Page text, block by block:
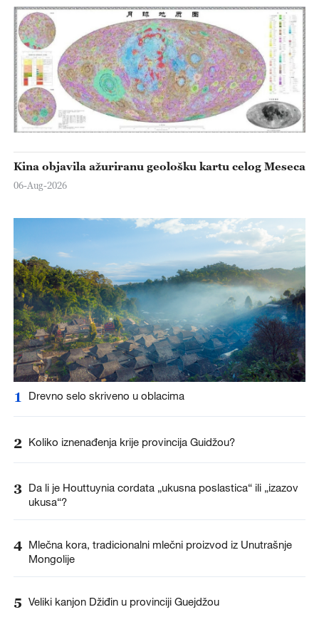
Kina objavila ažuriranu geološku kartu celog Meseca
06-Aug-2026
1 Drevno selo skriveno u oblacima
2 Koliko iznenađenja krije provincija Guidžou?
3 Da li je Houttuynia cordata „ukusna poslastica“ ili „izazov
ukusa“?
4 Mlečna kora, tradicionalni mlečni proizvod iz Unutrašnje
Mongolije
5 Veliki kanjon Džiđin u provinciji Guejdžou